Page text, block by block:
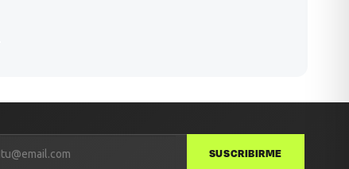
SUSCRIBIRME